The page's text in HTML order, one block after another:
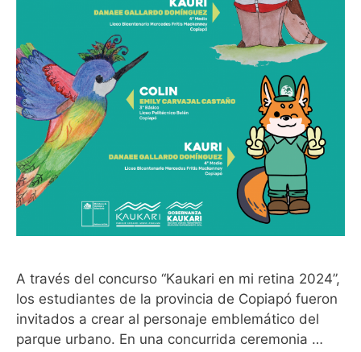
A través del concurso “Kaukari en mi retina 2024”,
los estudiantes de la provincia de Copiapó fueron
invitados a crear al personaje emblemático del
parque urbano. En una concurrida ceremonia …